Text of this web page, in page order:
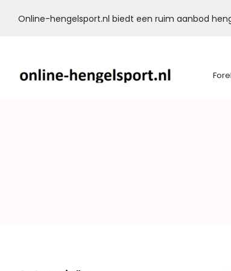
Online-hengelsport.nl biedt een ruim aanbod
Forel